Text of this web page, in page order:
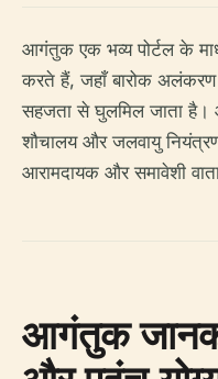
आगंतुक एक भव्य पोर्टल के
करते हैं, जहाँ बारोक अलंकरण
सहजता से घुलमिल जाता
शौचालय और जलवायु
आरामदायक और समावेशी
आगंतुक